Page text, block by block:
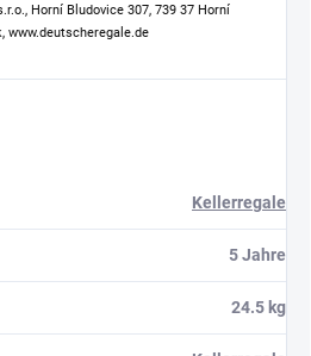
Horní Bludovice 307, 739 37 Horní
www.deutscheregale.de
Kellerregale
5 Jahre
24.5 kg